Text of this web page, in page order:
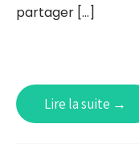
partager […]
Lire la suite →